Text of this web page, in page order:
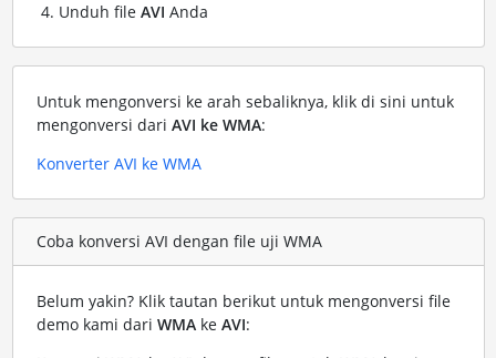
Unduh file AVI Anda
Untuk mengonversi ke arah sebaliknya, klik di sini untuk
mengonversi dari AVI ke WMA:
Konverter AVI ke WMA
Coba konversi AVI dengan file uji WMA
Belum yakin? Klik tautan berikut untuk mengonversi file
demo kami dari WMAke AVI: